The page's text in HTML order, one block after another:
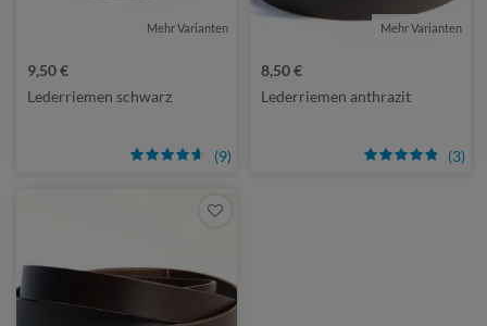
Mehr Varianten
9,50 €
(9)
Lederriemen schwarz
Mehr Varianten
8,50 €
(3)
Lederriemen anthrazit